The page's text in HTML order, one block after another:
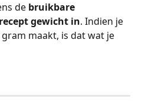
de bruikbare
recept gewicht in. Indien je
maakt, is dat wat je